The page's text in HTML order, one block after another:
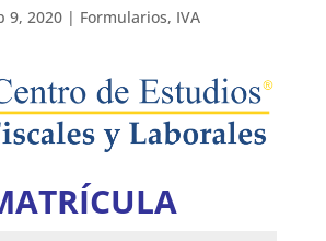
9, 2020| Formularios, IVA